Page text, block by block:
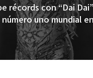
récords con “Dai
uno mundial